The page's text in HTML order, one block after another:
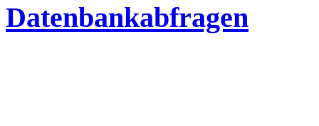
Datenbankabfragen